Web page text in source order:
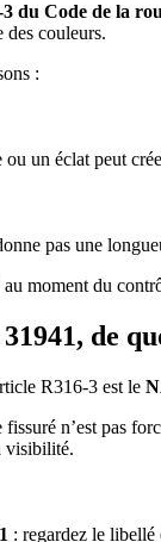
du Code de la
des couleurs.
:
ou un éclat peut
pas une
moment du
de
R316-3 est le
n’est pas
visibilité.
: regardez le